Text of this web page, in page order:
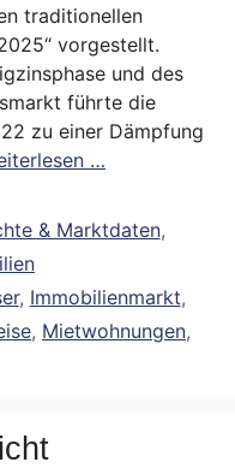
traditionellen
vorgestellt.
und des
führte die
zu einer Dämpfung
…
& Marktdaten,
, Immobilienmarkt,
, Mietwohnungen,